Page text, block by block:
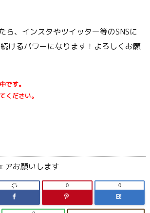
ら、インスタやツイッター等のSNSに
けるパワーになります！よろしくお願
です。
ください。
アお願いします
0
B!
0